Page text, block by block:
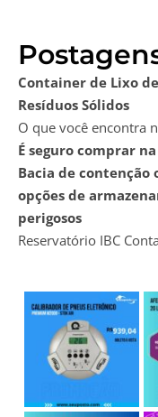
Container de Lixo
Resíduos Sólidos
O que você encontra
É seguro comprar
Bacia de
opções de
perigosos
Reservatório IBC